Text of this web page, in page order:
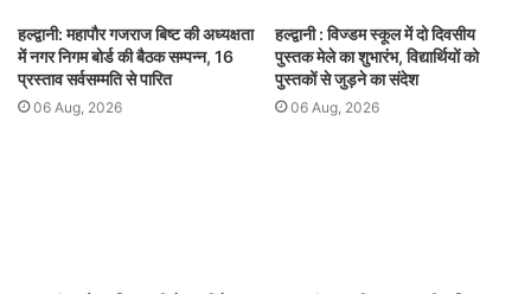
हल्द्वानी: महापौर गजराज बिष्ट की अध्यक्षता
में नगर निगम बोर्ड की बैठक सम्पन्न, 16
प्रस्ताव सर्वसम्मति से पारित
06 Aug, 2026
हल्द्वानी : विज्डम स्कूल में दो दिवसीय
पुस्तक मेले का शुभारंभ, विद्यार्थियों को
पुस्तकों से जुड़ने का संदेश
06 Aug, 2026